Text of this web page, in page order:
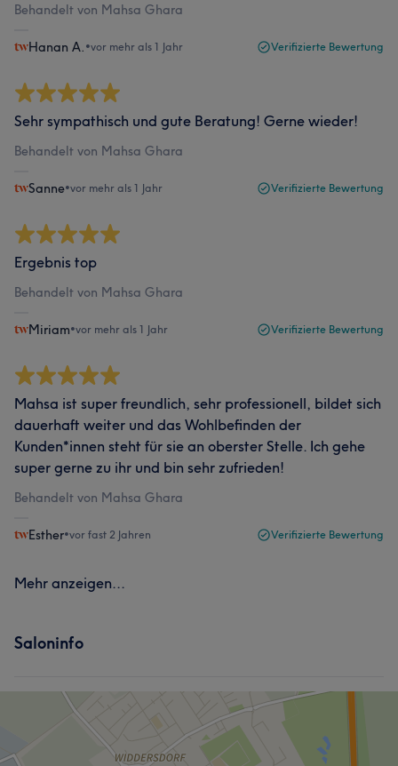
Behandelt von Mahsa Ghara
Hanan A. •vor mehr als 1 Jahr Verifizierte Bewertung
Sehr sympathisch und gute Beratung! Gerne wieder!
Behandelt von Mahsa Ghara
Sanne•vor mehr als 1 Jahr Verifizierte Bewertung
Ergebnis top
Behandelt von Mahsa Ghara
Miriam•vor mehr als 1 Jahr Verifizierte Bewertung
Mahsa ist super freundlich, sehr professionell, bildet sich
dauerhaft weiter und das Wohlbefinden der
Kunden*innen steht für sie an oberster Stelle. Ich gehe
super gerne zu ihr und bin sehr zufrieden!
Behandelt von Mahsa Ghara
Esther•vor fast 2 Jahren Verifizierte Bewertung
Mehr anzeigen...
Saloninfo